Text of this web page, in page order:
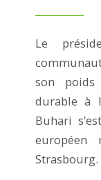
Le
son
durable à
Buhari
européen
Strasbourg.